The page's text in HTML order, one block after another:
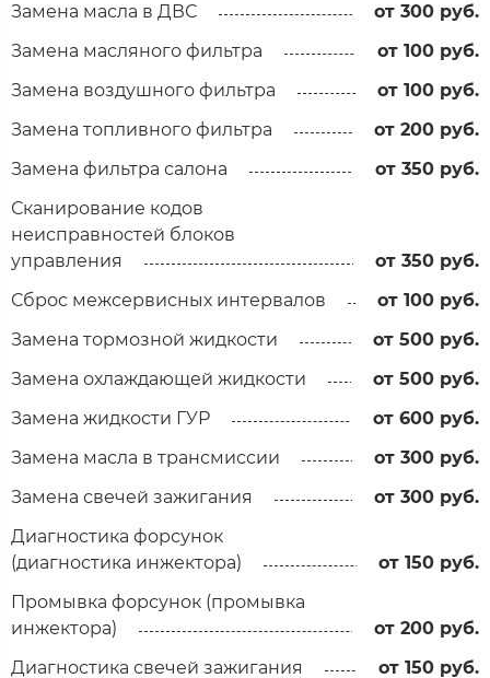
Замена масла в ДВС
от 300 руб.
Замена масляного фильтра
от 100 руб.
Замена воздушного фильтра
от 100 руб.
Замена топливного фильтра
от 200 руб.
Замена фильтра салона
от 350 руб.
Сканирование кодов
неисправностей блоков
управления
от 350 руб.
Сброс межсервисных интервалов
от 100 руб.
Замена тормозной жидкости
от 500 руб.
Замена охлаждающей жидкости
от 500 руб.
Замена жидкости ГУР
от 600 руб.
Замена масла в трансмиссии
от 300 руб.
Замена свечей зажигания
от 300 руб.
Диагностика форсунок
(диагностика инжектора)
от 150 руб.
Промывка форсунок (промывка
инжектора)
от 200 руб.
Диагностика свечей зажигания
от 150 руб.